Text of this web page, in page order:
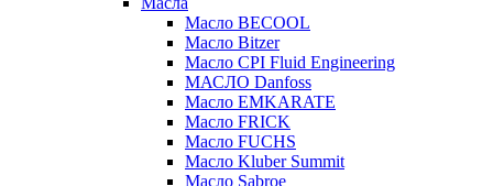
Масло BECOOL
Масло Bitzer
Масло CPI Fluid Engineering
МАСЛО Danfoss
Масло EMKARATE
Масло FRICK
Масло FUCHS
Масло Kluber Summit
Масло Sabroe